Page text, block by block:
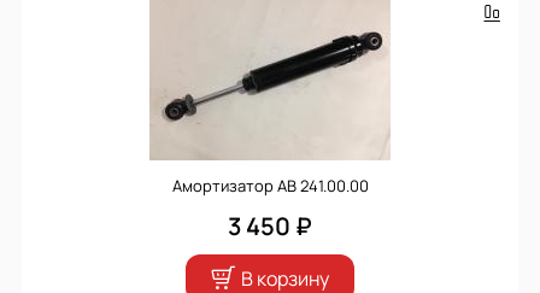
Амортизатор АВ 241.00.00
3 450 ₽
В корзину